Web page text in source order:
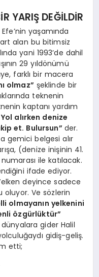
YARIŞ DEĞİLDİR
yaşamında
alan bu bitimsiz
yani 1993’de dahil
29 yıldönümü
farklı bir macera
olmaz” şeklinde bir
teknenin
kaptanı yardım
alırken denize
et. Bulursun” der.
gemici belgesi alır
(denize inişinin 41.
ile katılacak.
ifade ediyor.
deyince sadece
oluyor. Ve sözlerin
olmayanın yelkenini
özgürlüktür”
gider Halil
gidiş-geliş.
etti;